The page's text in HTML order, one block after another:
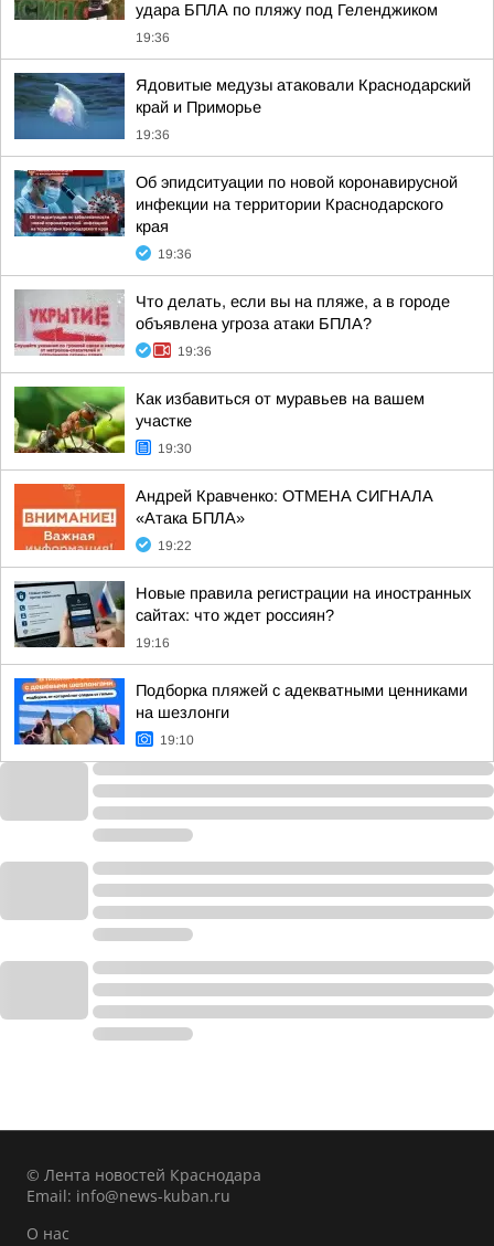
удара БПЛА по пляжу под Геленджиком
19:36
Ядовитые медузы атаковали Краснодарский
край и Приморье
19:36
Об эпидситуации по новой коронавирусной
инфекции на территории Краснодарского
края
19:36
Что делать, если вы на пляже, а в городе
объявлена угроза атаки БПЛА?
19:36
Как избавиться от муравьев на вашем
участке
19:30
Андрей Кравченко: ОТМЕНА СИГНАЛА
«Атака БПЛА»
19:22
Новые правила регистрации на иностранных
сайтах: что ждет россиян?
19:16
Подборка пляжей с адекватными ценниками
на шезлонги
19:10
© Лента новостей Краснодара
Email: info@news-kuban.ru
О нас